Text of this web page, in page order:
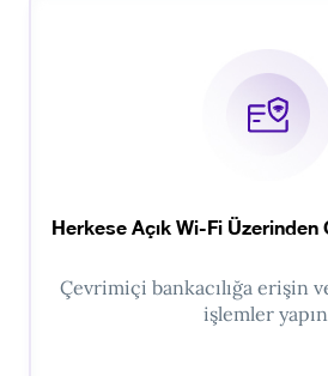
Herkese Açık Wi-Fi Üzerinden
Çevrimiçi bankacılığa erişin
işlemler